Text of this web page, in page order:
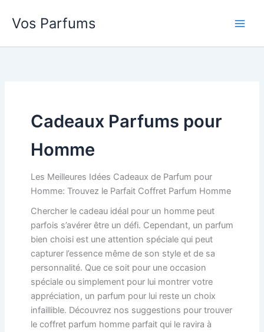
Vos Parfums
Cadeaux Parfums pour
Homme
Les Meilleures Idées Cadeaux de Parfum pour
Homme: Trouvez le Parfait Coffret Parfum Homme
Chercher le cadeau idéal pour un homme peut
parfois s’avérer être un défi. Cependant, un parfum
bien choisi est une attention spéciale qui peut
capturer l’essence même de son style et de sa
personnalité. Que ce soit pour une occasion
spéciale ou simplement pour lui montrer votre
appréciation, un parfum pour lui reste un choix
infaillible. Découvrez nos suggestions pour trouver
le coffret parfum homme parfait qui le ravira à